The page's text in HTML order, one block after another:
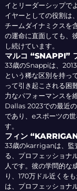
イとリーダーシップ
イヤーとしての役割は
チームダイナミクスを
の運命に直面しても、
し続けています。
マルコ “SNAPPI”
33歳のSnappiは、
という稀な区別を持っ
って引き起こされる困
力なパフォーマンス
Dallas 2023での最近
であり、eスポーツの
す。
フィン
33歳のkarriganは、監
る、プロフェッショナ
人です。彼の学問的な
り、170万ドル近くを
は、プロフェッショナ